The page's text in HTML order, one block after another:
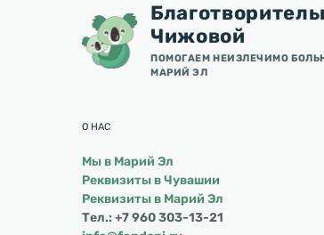
Чижовой
ПОМОГАЕМ НЕИЗЛЕЧИМО
МАРИЙ ЭЛ
О НАС
Мы в Марий Эл
Реквизиты в Чувашии
Реквизиты в Марий Эл
Тел.: +7 960 303-13-21